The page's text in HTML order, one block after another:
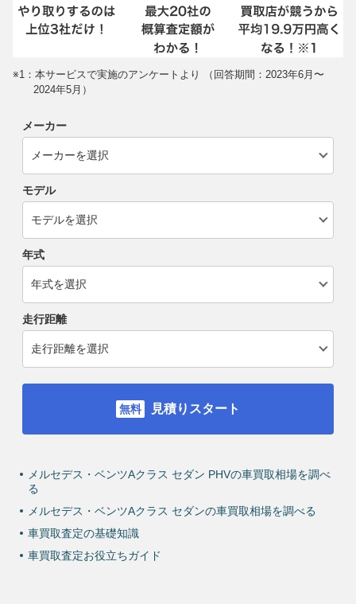
※1：本サービスで実施のアンケートより （回答期間：2023年6月〜
2024年5月）
メーカー
モデル
年式
走行距離
見積りスタート
メルセデス・ベンツAクラス セダン PHVの車買取相場を調べ
る
メルセデス・ベンツAクラス セダンの車買取相場を調べる
車買取査定の基礎知識
車買取査定お役立ちガイド